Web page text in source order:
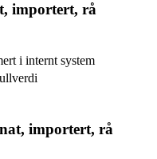
importert, rå
i internt system
importert, rå